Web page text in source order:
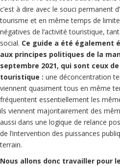
c’est à dire avec le souci permanent
tourisme et en même temps de
négatives de l’activité touristique,
social. Ce guide a été également
aux principes politiques de la
septembre 2021, qui sont ceux
touristique : une déconcentration
viennent quasiment tous en même
fréquentent essentiellement les
ils viennent majoritairement des
aussi dans une logique de relance
de l’intervention des puissances
terrain.
Nous allons donc travailler pour